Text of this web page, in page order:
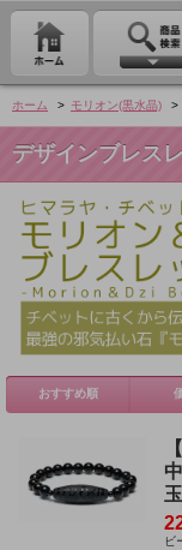
ホーム > モリオン(黒水晶) >
デザインブレス
おすすめ順
ビ